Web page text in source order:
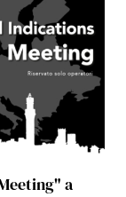
a